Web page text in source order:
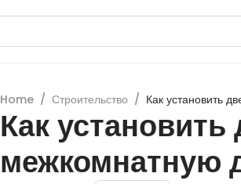
Home / Строительство / Как установить
Как
межкомнатную